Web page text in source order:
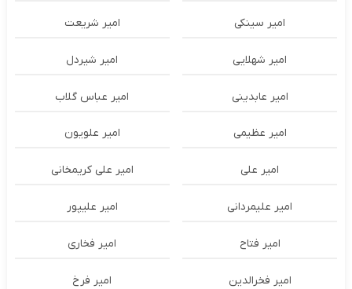
امیر سینکی امیر شریعت
امیر شهلایی امیر شیردل
امیر عابدینی امیر عباس گلاب
امیر عظیمی امیر علویون
امیر علی امیر علی کریمخانی
امیر علیمردانی امیر علیپور
امیر فتاح امیر فخاری
امیر فخرالدین امیر فرخ